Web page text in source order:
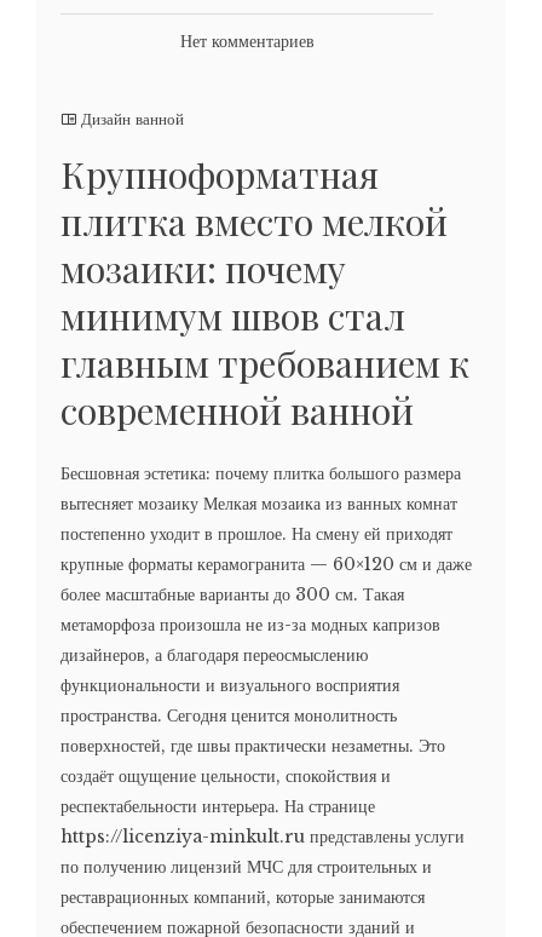
Нет комментариев
Дизайн ванной
Крупноформатная
плитка вместо мелкой
мозаики: почему
минимум швов стал
главным требованием к
современной ванной
Бесшовная эстетика: почему плитка большого размера
вытесняет мозаику Мелкая мозаика из ванных комнат
постепенно уходит в прошлое. На смену ей приходят
крупные форматы керамогранита — 60×120 см и даже
более масштабные варианты до 300 см. Такая
метаморфоза произошла не из-за модных капризов
дизайнеров, а благодаря переосмыслению
функциональности и визуального восприятия
пространства. Сегодня ценится монолитность
поверхностей, где швы практически незаметны. Это
создаёт ощущение цельности, спокойствия и
респектабельности интерьера. На странице
https://licenziya-minkult.ru представлены услуги
по получению лицензий МЧС для строительных и
реставрационных компаний, которые занимаются
обеспечением пожарной безопасности зданий и